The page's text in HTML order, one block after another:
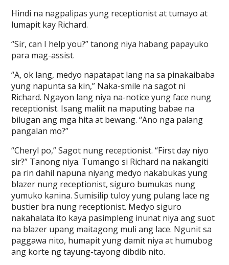
Hindi na nagpalipas yung receptionist at tumayo at
lumapit kay Richard.
“Sir, can I help you?” tanong niya habang papayuko
para mag-assist.
“A, ok lang, medyo napatapat lang na sa pinakaibaba
yung napunta sa kin,” Naka-smile na sagot ni
Richard. Ngayon lang niya na-notice yung face nung
receptionist. Isang maliit na maputing babae na
bilugan ang mga hita at bewang. “Ano nga palang
pangalan mo?”
“Cheryl po,” Sagot nung receptionist. “First day niyo
sir?” Tanong niya. Tumango si Richard na nakangiti
pa rin dahil napuna niyang medyo nakabukas yung
blazer nung receptionist, siguro bumukas nung
yumuko kanina. Sumisilip tuloy yung pulang lace ng
bustier bra nung receptionist. Medyo siguro
nakahalata ito kaya pasimpleng inunat niya ang suot
na blazer upang maitagong muli ang lace. Ngunit sa
paggawa nito, humapit yung damit niya at humubog
ang korte ng tayung-tayong dibdib nito.